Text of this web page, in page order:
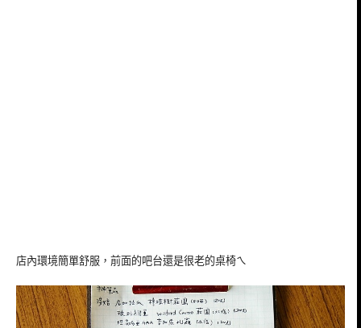
店內環境簡單舒服，前面的吧台還是很老的桌椅ㄟ